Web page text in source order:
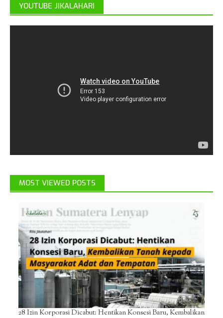
YOUTUBE JIKALAHARI
MOST VIEWED POSTS
28 Izin Korporasi Dicabut: Hentikan Konsesi Baru, Kembalikan